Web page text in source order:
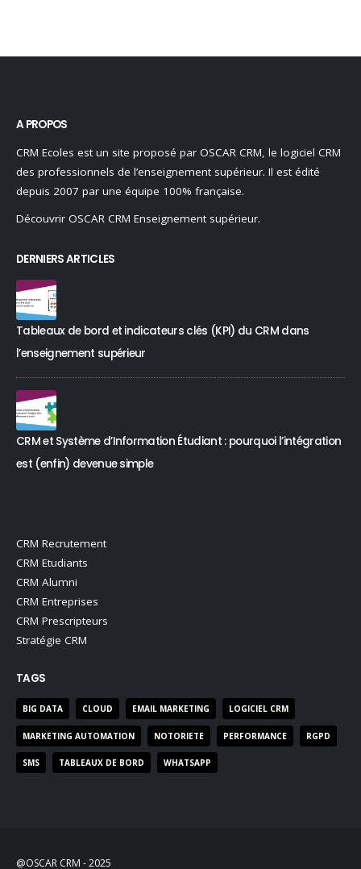
A PROPOS
CRM Ecoles est un site proposé par OSCAR CRM, le logiciel CRM
des professionnels de l’enseignement supérieur. Il est édité
depuis 2007 par une équipe 100% française.
Découvrir OSCAR CRM Enseignement supérieur.
DERNIERS ARTICLES
Tableaux de bord et indicateurs clés (KPI) du CRM dans
l’enseignement supérieur
CRM et Système d’Information Étudiant : pourquoi l’intégration
est (enfin) devenue simple
CRM Recrutement
CRM Etudiants
CRM Alumni
CRM Entreprises
CRM Prescripteurs
Stratégie CRM
TAGS
BIG DATA CLOUD EMAIL MARKETING LOGICIEL CRM
MARKETING AUTOMATION NOTORIETE PERFORMANCE RGPD
SMS TABLEAUX DE BORD WHATSAPP
@OSCAR CRM - 2025